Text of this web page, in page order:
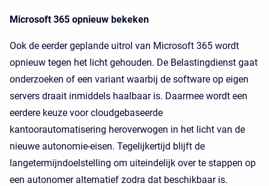
Microsoft 365 opnieuw bekeken
Ook de eerder geplande uitrol van Microsoft 365 wordt
opnieuw tegen het licht gehouden. De Belastingdienst gaat
onderzoeken of een variant waarbij de software op eigen
servers draait inmiddels haalbaar is. Daarmee wordt een
eerdere keuze voor cloudgebaseerde
kantoorautomatisering heroverwogen in het licht van de
nieuwe autonomie-eisen. Tegelijkertijd blijft de
langetermijndoelstelling om uiteindelijk over te stappen op
een autonomer alternatief zodra dat beschikbaar is.